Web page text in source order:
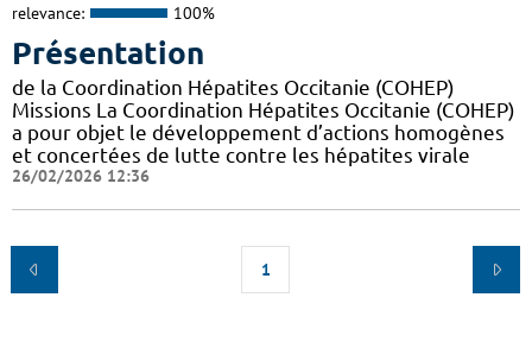
relevance: 100%
Présentation
de la Coordination Hépatites Occitanie (COHEP)
Missions La Coordination Hépatites Occitanie (COHEP)
a pour objet le développement d’actions homogènes
et concertées de lutte contre les hépatites virale
26/02/2026 12:36
1